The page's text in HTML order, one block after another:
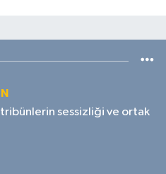
tribünlerin sessizliği ve ortak